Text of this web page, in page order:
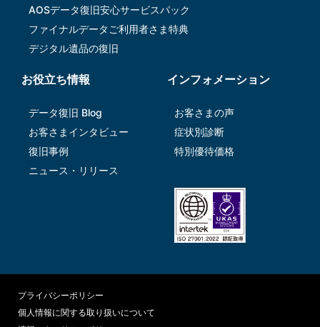
AOSデータ復旧安⼼サービスパック
ファイナルデータご利⽤者さま特典
デジタル遺品の復旧
お役立ち情報
データ復旧 Blog
お客さまインタビュー
復旧事例
ニュース・リリース
インフォメーション
お客さまの声
症状別診断
特別優待価格
プライバシーポリシー
個人情報に関する取り扱いについて